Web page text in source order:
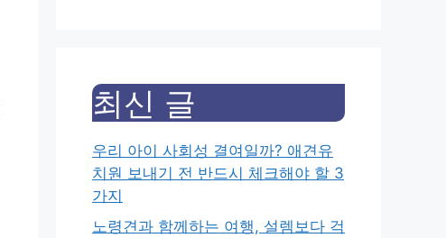
최신 글
우리 아이 사회성 결여일까? 애견유
치원 보내기 전 반드시 체크해야 할 3
가지
노령견과 함께하는 여행, 설렘보다 걱